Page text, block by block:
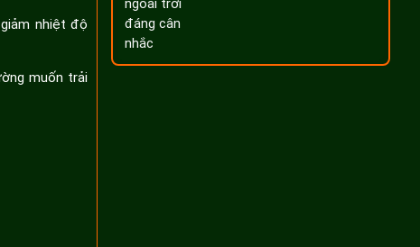
nhiệt độ
muốn trải